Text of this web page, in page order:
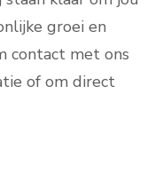
groei en
contact met ons
of om direct